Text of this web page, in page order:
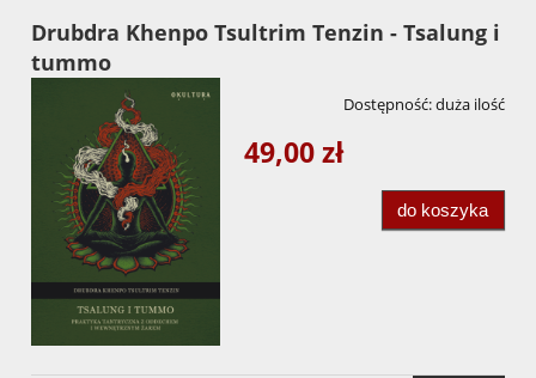
Drubdra Khenpo Tsultrim Tenzin - Tsalung i
tummo
Dostępność:duża ilość
49,00 zł
do koszyka